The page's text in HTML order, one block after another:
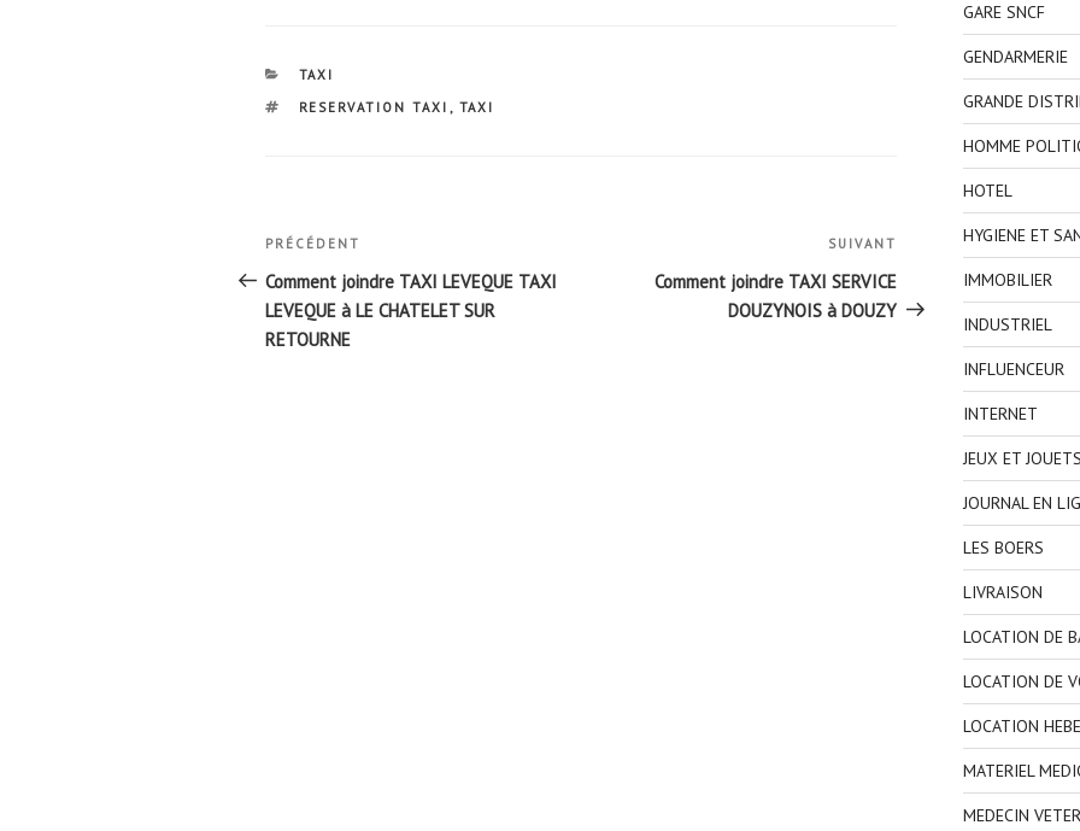
CATÉGORIES
TAXI
ÉTIQUETTES
RESERVATION TAXI , TAXI
Navigation
de
l’article
Article
précédent
PRÉCÉDENT
Comment joindre TAXI LEVEQUE TAXI
LEVEQUE à LE CHATELET SUR
RETOURNE
suivant
SUIVANT
Comment joindre TAXI SERVICE
DOUZYNOIS à DOUZY
GARE SNCF
GENDARMERIE
GRANDE
HOMME
HOTEL
HYGIENE ET
IMMOBILIER
INDUSTRIEL
INFLUENCEUR
INTERNET
JEUX ET JOUETS
JOURNAL EN
LES BOERS
LIVRAISON
LOCATION DE
LOCATION DE
LOCATION
MATERIEL
MEDECIN